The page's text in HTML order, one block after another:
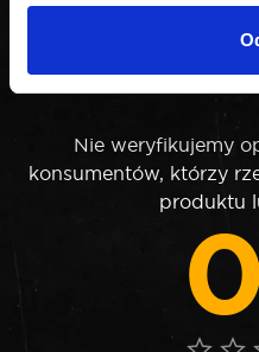
Nie weryfikujemy
konsumentów, którzy
produktu
0